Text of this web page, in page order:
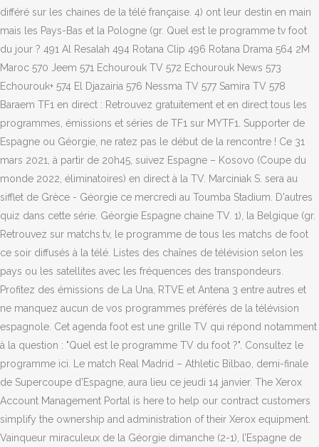
différé sur les chaines de la télé française. 4) ont leur destin en main
mais les Pays-Bas et la Pologne (gr. Quel est le programme tv foot
du jour ? 491 Al Resalah 494 Rotana Clip 496 Rotana Drama 564 2M
Maroc 570 Jeem 571 Echourouk TV 572 Echourouk News 573
Echourouk+ 574 El Djazairia 576 Nessma TV 577 Samira TV 578
Baraem TF1 en direct : Retrouvez gratuitement et en direct tous les
programmes, émissions et séries de TF1 sur MYTF1. Supporter de
Espagne ou Géorgie, ne ratez pas le début de la rencontre ! Ce 31
mars 2021, à partir de 20h45, suivez Espagne – Kosovo (Coupe du
monde 2022, éliminatoires) en direct à la TV. Marciniak S. sera au
sifflet de Grèce - Géorgie ce mercredi au Toumba Stadium. D'autres
quiz dans cette série. Géorgie Espagne chaine TV. 1), la Belgique (gr.
Retrouvez sur matchs.tv, le programme de tous les matchs de foot
ce soir diffusés à la télé. Listes des chaînes de télévision selon les
pays ou les satellites avec les fréquences des transpondeurs.
Profitez des émissions de La Una, RTVE et Antena 3 entre autres et
ne manquez aucun de vos programmes préférés de la télévision
espagnole. Cet agenda foot est une grille TV qui répond notamment
à la question : "Quel est le programme TV du foot ?". Consultez le
programme ici. Le match Real Madrid – Athletic Bilbao, demi-finale
de Supercoupe d’Espagne, aura lieu ce jeudi 14 janvier. The Xerox
Account Management Portal is here to help our contract customers
simplify the ownership and administration of their Xerox equipment.
Vainqueur miraculeux de la Géorgie dimanche (2-1), l’Espagne de